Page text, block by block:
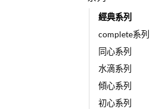
經典系列
complete系列
同心系列
水滴系列
傾心系列
初心系列